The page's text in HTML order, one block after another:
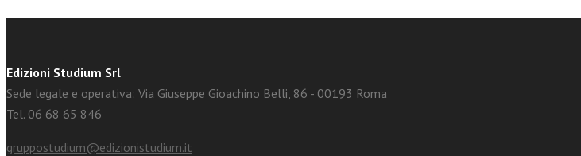
Edizioni Studium Srl
Sede legale e operativa: Via Giuseppe Gioachino Belli, 86 - 00193 Roma
Tel. 06 68 65 846
gruppostudium@edizionistudium.it